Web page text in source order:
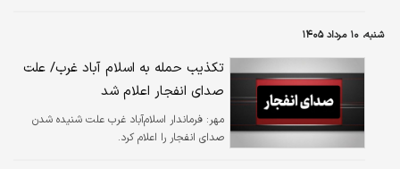
خوشبختانه در این حادثه مورد فوتی گزارش نشده
بر جای گذاشته است که ۴نفر از مصدومان پس از
دریافت خدمات اولیه درمانی، برای ادامه روند
درمان به مراکز درمانی منتقل شده‌اند.
شنبه، ۱۰ مرداد ۱۴۰۵
تکذیب حمله به اسلام آباد غرب/ علت
صدای انفجار اعلام شد
مهر: فرماندار اسلام‌آباد غرب علت شنیده شدن
صدای انفجار را اعلام کرد.